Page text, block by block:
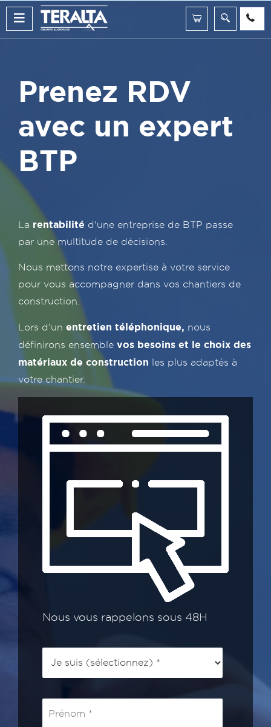
Prenez RDV
avec un expert
BTP
La rentabilité d'une entreprise de BTP passe
par une multitude de décisions.
Nous mettons notre expertise à votre service
pour vous accompagner dans vos chantiers de
construction.
Lors d'un entretien téléphonique, nous
définirons ensemble vos besoins et le choix des
matériaux de construction
les plus adaptés à
votre chantier.
Nous vous rappelons sous 48H